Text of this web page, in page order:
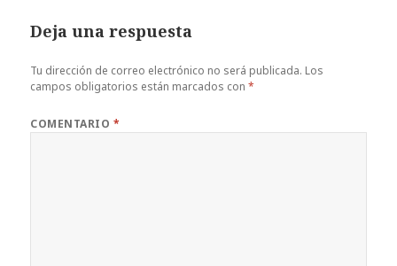
Deja una respuesta
Tu dirección de correo electrónico no será publicada. Los
campos obligatorios están marcados con*
COMENTARIO *